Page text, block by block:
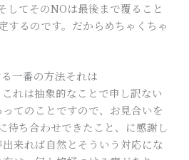
してそのNOは最後まで覆ること
するのです。だからめちゃくちゃ
一番の方法それは
これは抽象的なことで申し訳ない
てのことですので、お見合いを
待ち合わせできたこと、に感謝し
来れば自然とそういう対応にな